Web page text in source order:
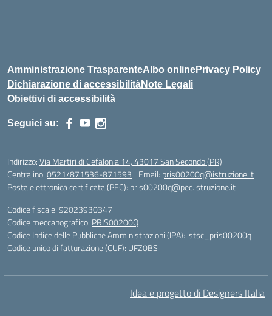
Amministrazione TrasparenteAlbo onlinePrivacy Policy
Dichiarazione di accessibilitàNote Legali
Obiettivi di accessibilità
Seguici su:
Indirizzo:Via Martiri di Cefalonia 14, 43017 San Secondo (PR)
Centralino:0521/871536-871593 Email: pris00200q@istruzione.it
Posta elettronica certificata (PEC): pris00200q@pec.istruzione.it
Codice fiscale: 92023930347
Codice meccanografico: PRIS00200Q
Codice Indice delle Pubbliche Amministrazioni (IPA): istsc_pris00200q
Codice unico di fatturazione (CUF): UFZ0BS
Idea e progetto di Designers Italia